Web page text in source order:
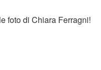
foto di Chiara Ferragni!